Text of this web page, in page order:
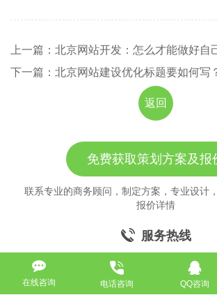
上一篇：北京网站开发：怎么才能做好自
下一篇：北京网站建设优化标题要如何写
返回
免费获取策划方案及报
联系专业的商务顾问，制定方案，专业设计
报价详情
服务热线
在线咨询 电话咨询 QQ咨询